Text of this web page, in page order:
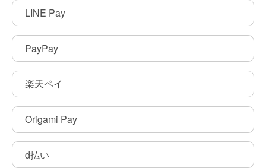
LINE Pay
PayPay
楽天ペイ
Origami Pay
d払い